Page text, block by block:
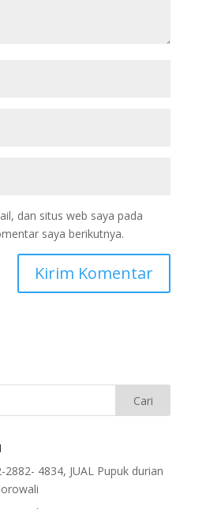
dan situs web saya pada
saya berikutnya.
2882- 4834, JUAL Pupuk durian